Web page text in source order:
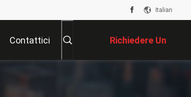
Italian
Contattici Richiedere Un
Preventivo